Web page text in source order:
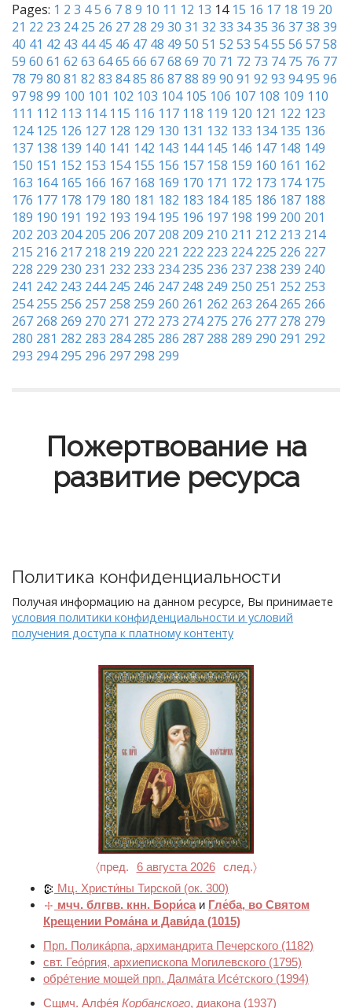
Pages: 1 2 3 45 6 78 9 10 11 12 13 14 15 16 17 18 19 20
21 22 23 24 25 26 27 28 29 30 31 32 33 3435 36 3738 39
40 41 42 43 44 45 46 47 48 49 50 51 52 53 5455 56 5758
59 60 61 62 63 6465 66 6768 69 70 71 72 73 74 75 76 77
78 79 80 81 82 83 8485 86 8788 89 90 91 92 93 9495 96
9798 99 100 101 102 103 104 105 106 107 108 109 110
111 112 113 114 115 116 117 118 119 120 121 122 123
124 125 126 127 128 129 130 131 132 133 134 135 136
137 138 139 140 141 142 143 144 145 146 147 148 149
150 151 152 153 154 155 156 157 158 159 160 161 162
163 164 165 166 167 168 169 170 171 172 173 174 175
176 177 178 179 180 181 182 183 184 185 186 187 188
189 190 191 192 193 194 195 196 197 198 199 200 201
202 203 204 205 206 207 208 209 210 211 212 213 214
215 216 217 218 219 220 221 222 223 224 225 226 227
228 229 230 231 232 233 234 235 236 237 238 239 240
241 242 243 244 245 246 247 248 249 250 251 252 253
254 255 256 257 258 259 260 261 262 263 264 265 266
267 268 269 270 271 272 273 274 275 276 277 278 279
280 281 282 283 284 285 286 287 288 289 290 291 292
293 294 295 296 297 298 299
Пожертвование на
развитие ресурса
Политика конфиденциальности
Получая информацию на данном ресурсе, Вы принимаете
условия политики конфиденциальности и условий
получения доступа к платному контенту
〈пред. 6 августа 2026
след.〉
Мц. Христи́ны Тирской (ок. 300)
мчч. блгвв. кнн. Бори́са и Гле́ба, во Святом
Крещении Рома́на и Дави́да (1015)
Прп. Полика́рпа, архимандрита Печерского (1182)
свт. Гео́ргия, архиепископа Могилевского (1795)
обре́тение мощей прп. Далма́та Исе́тского (1994)
Сщмч. Алфе́я Корбанского, диакона (1937)